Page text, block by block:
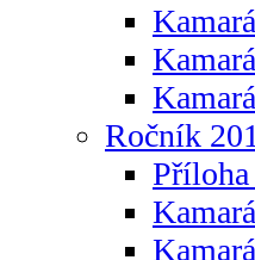
Ročník
Příloha